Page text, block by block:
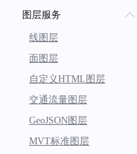
图层服务
线图层
面图层
自定义HTML图层
交通流量图层
GeoJSON图层
MVT标准图层